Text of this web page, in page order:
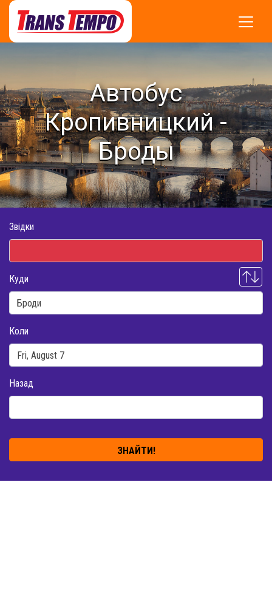
Автобус
Кропивницкий -
Броды
Звідки
Куди
Коли
Назад
ЗНАЙТИ!